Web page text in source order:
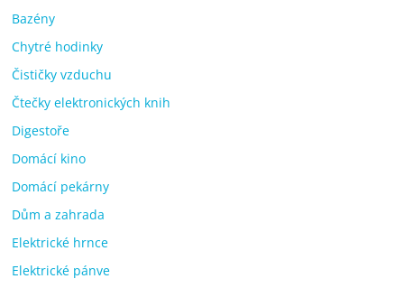
Bazény
Chytré hodinky
Čističky vzduchu
Čtečky elektronických knih
Digestoře
Domácí kino
Domácí pekárny
Dům a zahrada
Elektrické hrnce
Elektrické pánve